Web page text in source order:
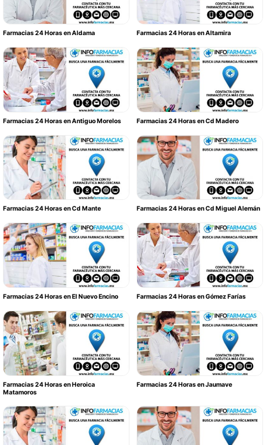
Farmacias 24 Horas en Aldama Farmacias 24 Horas en Altamira
Farmacias 24 Horas en Antiguo Morelos Farmacias 24 Horas en Cd Madero
Farmacias 24 Horas en Cd Mante Farmacias 24 Horas en Cd Miguel Alemán
Farmacias 24 Horas en El Nuevo Encino Farmacias 24 Horas en Gómez Farías
Farmacias 24 Horas en Heroica
Matamoros
Farmacias 24 Horas en Jaumave